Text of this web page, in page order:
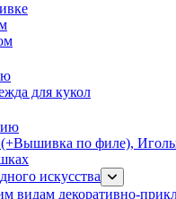
для кукол
по филе),
искусства
декоративно-